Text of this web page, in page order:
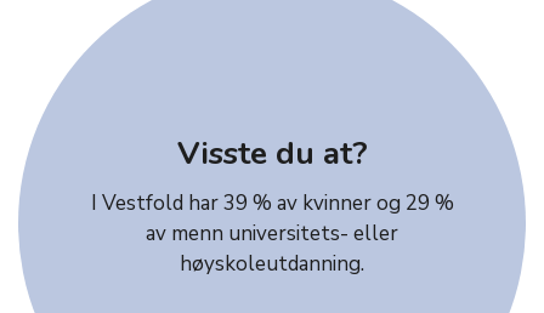
Visste du at?
I Vestfold har 39 % av kvinner og 29 %
av menn universitets- eller
høyskoleutdanning.